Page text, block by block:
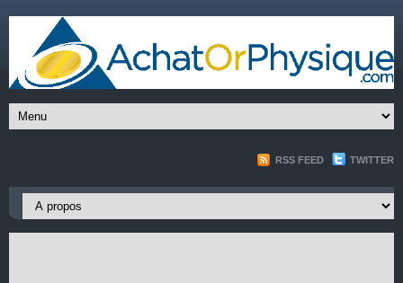
RSS FEED TWITTER